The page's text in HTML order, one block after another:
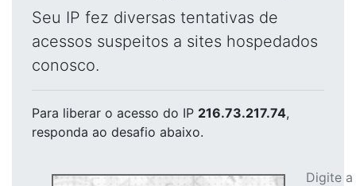
Seu IP fez diversas tentativas de
acessos suspeitos a sites hospedados
conosco.
Para liberar o acesso do IP 216.73.217.74,
responda ao desafio abaixo.
Digite